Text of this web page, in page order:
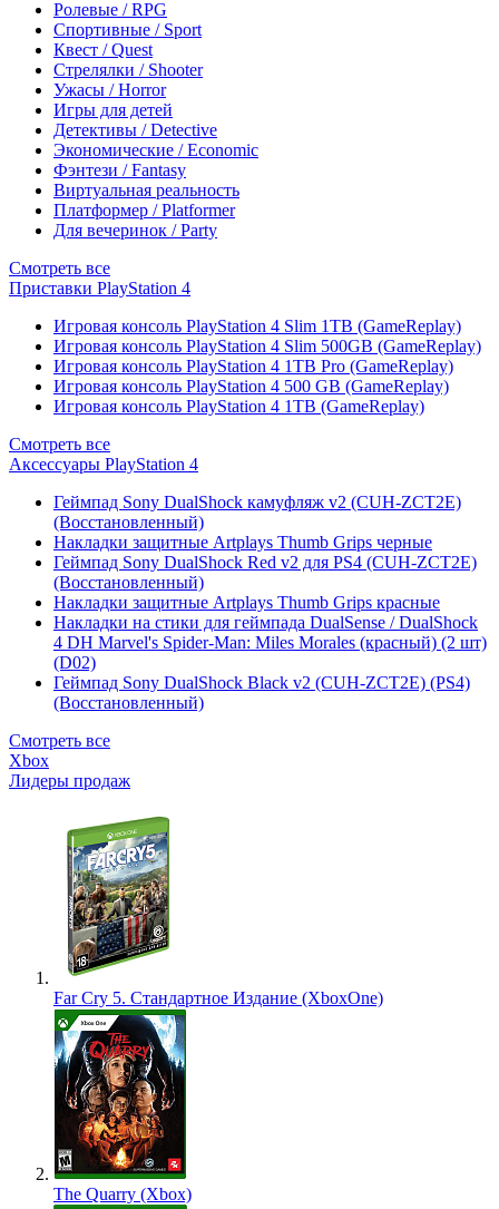
Ролевые / RPG
Спортивные / Sport
Квест / Quest
Стрелялки / Shooter
Ужасы / Horror
Игры для детей
Детективы / Detective
Экономические / Economic
Фэнтези / Fantasy
Виртуальная реальность
Платформер / Platformer
Для вечеринок / Party
Смотреть все
Приставки PlayStation 4
Игровая консоль PlayStation 4 Slim 1TB (GameReplay)
Игровая консоль PlayStation 4 Slim 500GB (GameReplay)
Игровая консоль PlayStation 4 1TB Pro (GameReplay)
Игровая консоль PlayStation 4 500 GB (GameReplay)
Игровая консоль PlayStation 4 1TB (GameReplay)
Смотреть все
Аксессуары PlayStation 4
Геймпад Sony DualShock камуфляж v2 (CUH-ZCT2E)
(Восстановленный)
Накладки защитные Artplays Thumb Grips черные
Геймпад Sony DualShock Red v2 для PS4 (CUH-ZCT2E)
(Восстановленный)
Накладки защитные Artplays Thumb Grips красные
Накладки на стики для геймпада DualSense / DualShock
4 DH Marvel's Spider-Man: Miles Morales (красный) (2 шт)
(D02)
Геймпад Sony DualShock Black v2 (CUH-ZCT2E) (PS4)
(Восстановленный)
Смотреть все
Xbox
Лидеры продаж
Far Cry 5. Стандартное Издание (XboxOne)
The Quarry (Xbox)